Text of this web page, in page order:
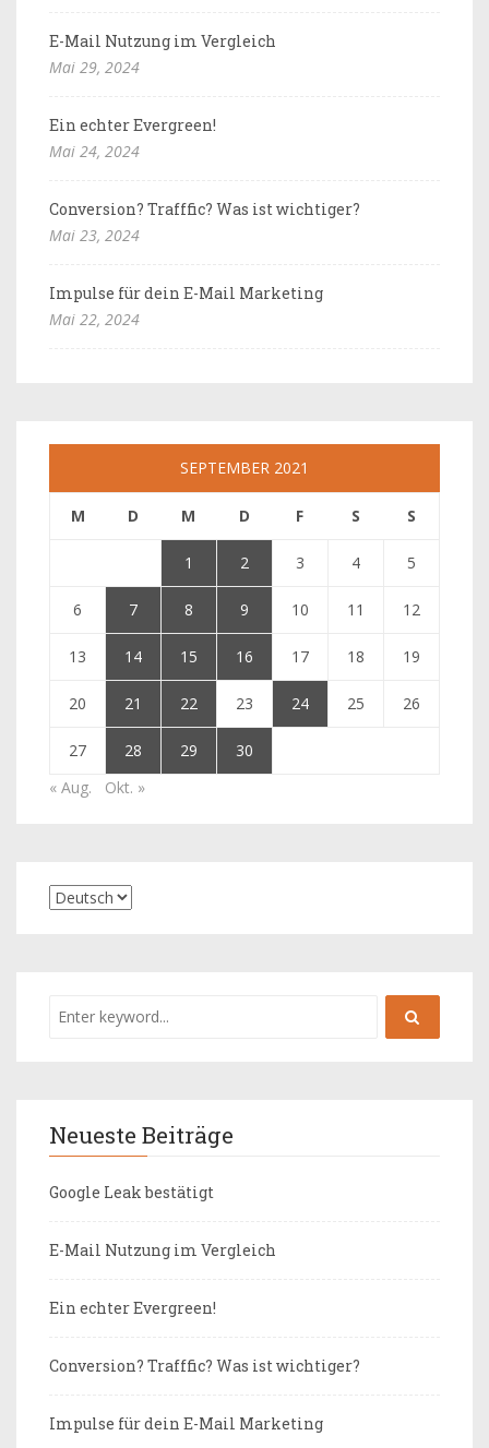
E-Mail Nutzung im Vergleich
Mai 29, 2024
Ein echter Evergreen!
Mai 24, 2024
Conversion? Trafffic? Was ist wichtiger?
Mai 23, 2024
Impulse für dein E-Mail Marketing
Mai 22, 2024
SEPTEMBER 2021
M D M D F S S
1 2 3 4 5
6 7 8 9 10 11 12
13 14 15 16 17 18 19
20 21 22 23 24 25 26
27 28 29
30
« Aug.
Okt. »
Neueste Beiträge
Google Leak bestätigt
E-Mail Nutzung im Vergleich
Ein echter Evergreen!
Conversion? Trafffic? Was ist wichtiger?
Impulse für dein E-Mail Marketing